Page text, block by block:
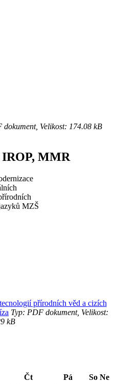
dokument, Velikost: 174.08 kB
IROP, MMR
přírodních věd a cizích
Typ: PDF dokument, Velikost:
kB
Čt Pá So Ne